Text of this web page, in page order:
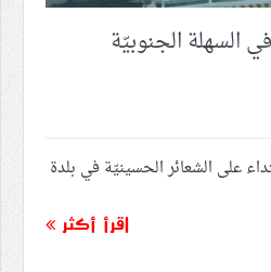
في الإحياء الواسع لذكرى الشّهيد الأقدس
السهلة الجنوبيّة
على الشعائر الحسينيّة في بلدة
اقرأ أكثر